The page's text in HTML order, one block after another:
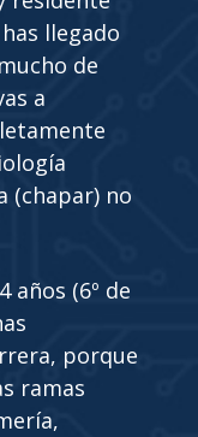
llegado
de
a
(chapar) no
años (6º de
porque
ramas